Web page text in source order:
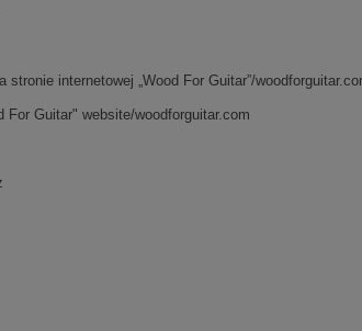
internetowej „Wood For Guitar”/
Guitar" website/woodforguitar.com